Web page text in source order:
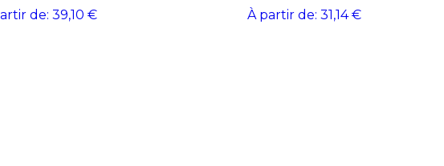
de: 39,10 €
À partir de: 31,14 €